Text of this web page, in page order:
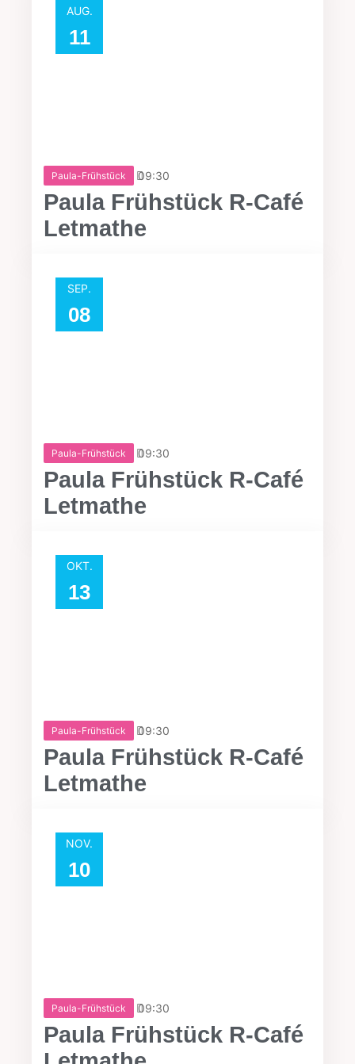
AUG.
11
Paula-Frühstück 09:30
Paula Frühstück R-Café
Letmathe
SEP.
08
Paula-Frühstück 09:30
Paula Frühstück R-Café
Letmathe
OKT.
13
Paula-Frühstück 09:30
Paula Frühstück R-Café
Letmathe
NOV.
10
Paula-Frühstück 09:30
Paula Frühstück R-Café